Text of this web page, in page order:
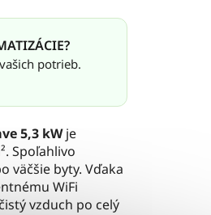
potrieb.
5,3 kWje
Spoľahlivo
väčšie byty. Vďaka
WiFi
vzduch po celý